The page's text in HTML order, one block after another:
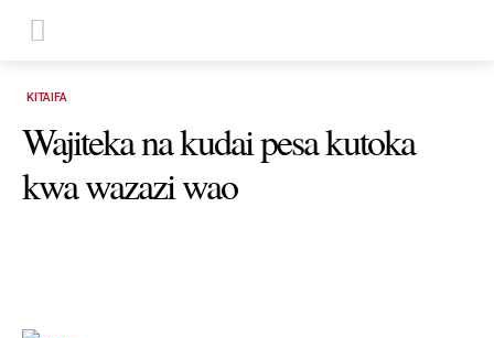
KITAIFA
Wajiteka na kudai pesa kutoka
kwa wazazi wao